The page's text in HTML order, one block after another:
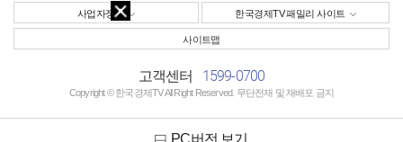
사업자정보 한국경제TV 패밀리 사이트
사이트맵
고객센터 1599-0700
Copyright © 한국경제TV All Right Reserved. 무단전재 및 재배포 금지